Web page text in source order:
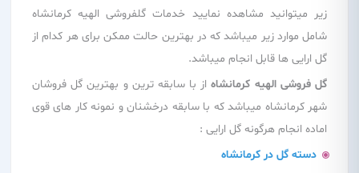
زیر میتوانید مشاهده نمایید خدمات گلفروشی الهیه کرمانشاه
شامل موارد زیر میباشد که در بهترین حالت ممکن برای هر کدام از
گل ارایی ها قابل انجام میباشد.
گل فروشی الهیه کرمانشاهاز با سابقه ترین و بهترین گل فروشان
شهر کرمانشاه میباشد که با سابقه درخشنان و نمونه کار های قوی
اماده انجام هرگونه گل ارایی :
دسته گل در کرمانشاه